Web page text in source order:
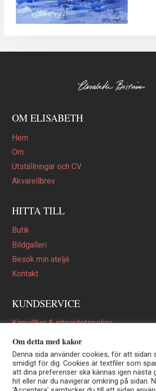
OM ELISABETH
Hem
Om
Utställningar och CV
Akvarellbrev
HITTA TILL
Butik
Bildgalleri
Besök min ateljé
Kontakt
KUNDSERVICE
Köpvillkor & integritetspolicy
Att beställa ett personligt utformat
En personligare gåva
FAQ
Om detta med kakor
Denna sida använder cookies, för att sidan
smidigt för dig. Cookies är textfiler som
att dina preferenser ska kännas igen nästa
hit eller när du navigerar omkring på sidan.